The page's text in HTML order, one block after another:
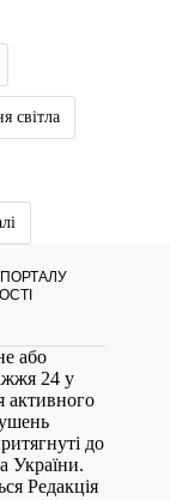
світла
або
24 у
активного
до
України.
Редакція